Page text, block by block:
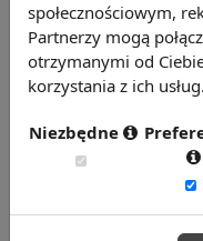
społecznościowym,
Partnerzy mogą
otrzymanymi od
korzystania z ich usług.
Niezbędne